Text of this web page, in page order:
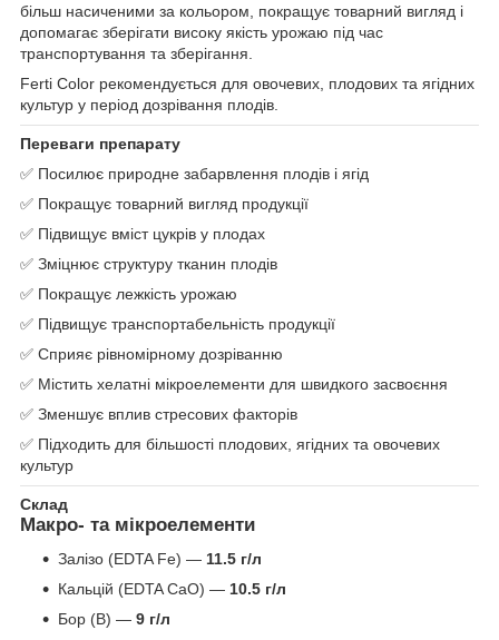
більш насиченими за кольором, покращує товарний вигляд і
допомагає зберігати високу якість урожаю під час
транспортування та зберігання.
Ferti Color рекомендується для овочевих, плодових та ягідних
культур у період дозрівання плодів.
Переваги препарату
✅ Посилює природне забарвлення плодів і ягід
✅ Покращує товарний вигляд продукції
✅ Підвищує вміст цукрів у плодах
✅ Зміцнює структуру тканин плодів
✅ Покращує лежкість урожаю
✅ Підвищує транспортабельність продукції
✅ Сприяє рівномірному дозріванню
✅ Містить хелатні мікроелементи для швидкого засвоєння
✅ Зменшує вплив стресових факторів
✅ Підходить для більшості плодових, ягідних та овочевих
культур
Склад
Макро- та мікроелементи
Залізо (EDTA Fe) — 11.5 г/л
Кальцій (EDTA CaO) — 10.5 г/л
Бор (B) — 9 г/л